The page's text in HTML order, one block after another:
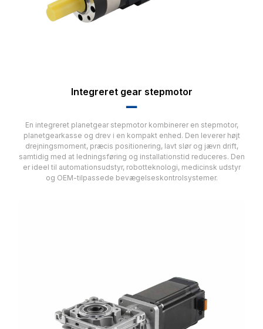
Integreret gear stepmotor
▂▂
En integreret planetgear stepmotor kombinerer en stepmotor,
planetgearkasse og drev i en kompakt enhed. Den leverer højt
drejningsmoment, præcis positionering, lavt slør og jævn drift,
samtidig med at ledningsføring og installationstid reduceres. Den
er ideel til automationsudstyr, robotteknologi, medicinsk udstyr
og OEM-tilpassede bevægelseskontrolsystemer.